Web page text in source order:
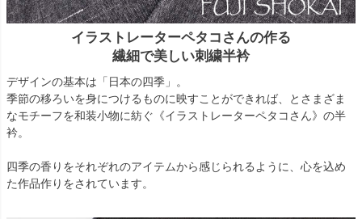
イラストレーターペタコさんの作る
繊細で美しい刺繍半衿
デザインの基本は「日本の四季」。
季節の移ろいを身につけるものに映すことができれば、とさまざま
なモチーフを和装小物に紡ぐ《イラストレーターペタコさん》の半
衿。
四季の香りをそれぞれのアイテムから感じられるように、心を込め
た作品作りをされています。